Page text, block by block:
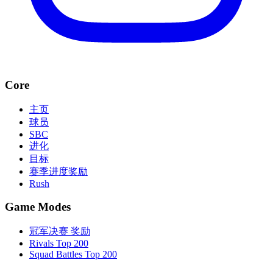
Core
主页
球员
SBC
进化
目标
赛季进度奖励
Rush
Game Modes
冠军决赛 奖励
Rivals Top 200
Squad Battles Top 200